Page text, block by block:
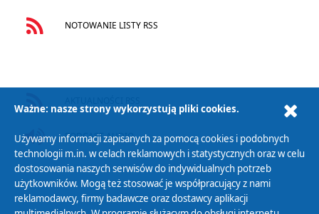
NOTOWANIE LISTY RSS
PODCAST AUDIO
Ważne: nasze strony wykorzystują pliki cookies.
Używamy informacji zapisanych za pomocą cookies i podobnych
technologii m.in. w celach reklamowych i statystycznych oraz w celu
dostosowania naszych serwisów do indywidualnych potrzeb
użytkowników. Mogą też stosować je współpracujący z nami
reklamodawcy, firmy badawcze oraz dostawcy aplikacji